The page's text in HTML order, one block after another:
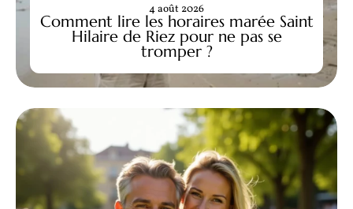
Comment lire les horaires marée Saint
Hilaire de Riez pour ne pas se
tromper ?
4 août 2026